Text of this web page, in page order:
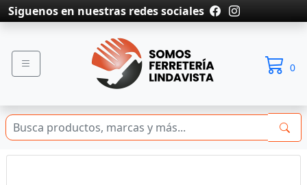
Siguenos en nuestras redes sociales
0